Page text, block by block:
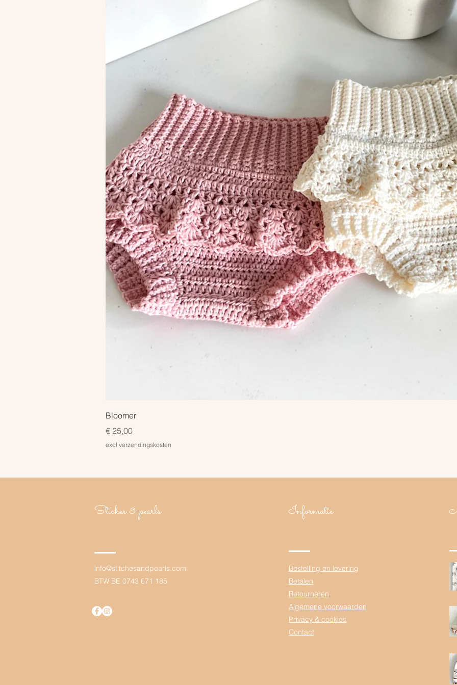
Bloomer
Prijs
€ 25,00
excl verzendingskosten
Stiches & pearls Informatie
info@stitchesandpearls.com
BTW BE 0743 671 185
Bestelling en levering
Betalen
Retourneren
Algemene voorwaarden
Privacy & cookies
Contact